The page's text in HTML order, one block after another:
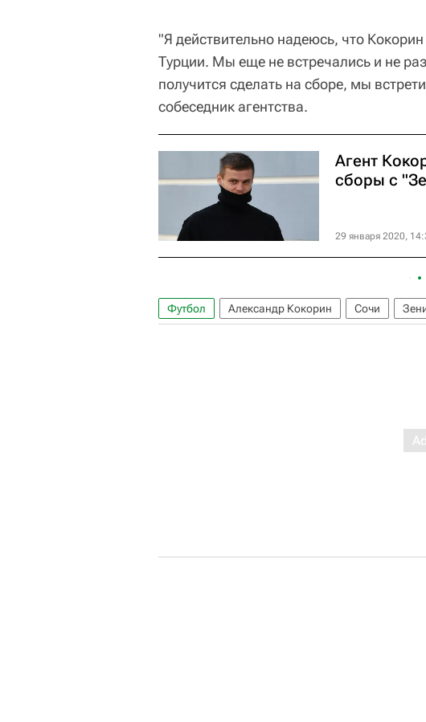
"Я действительно надеюсь, что
Турции. Мы еще не встречались и не
получится сделать на сборе, мы
собеседник агентства.
Агент
сборы с
29 января 2020,
Футбол Александр Кокорин Сочи